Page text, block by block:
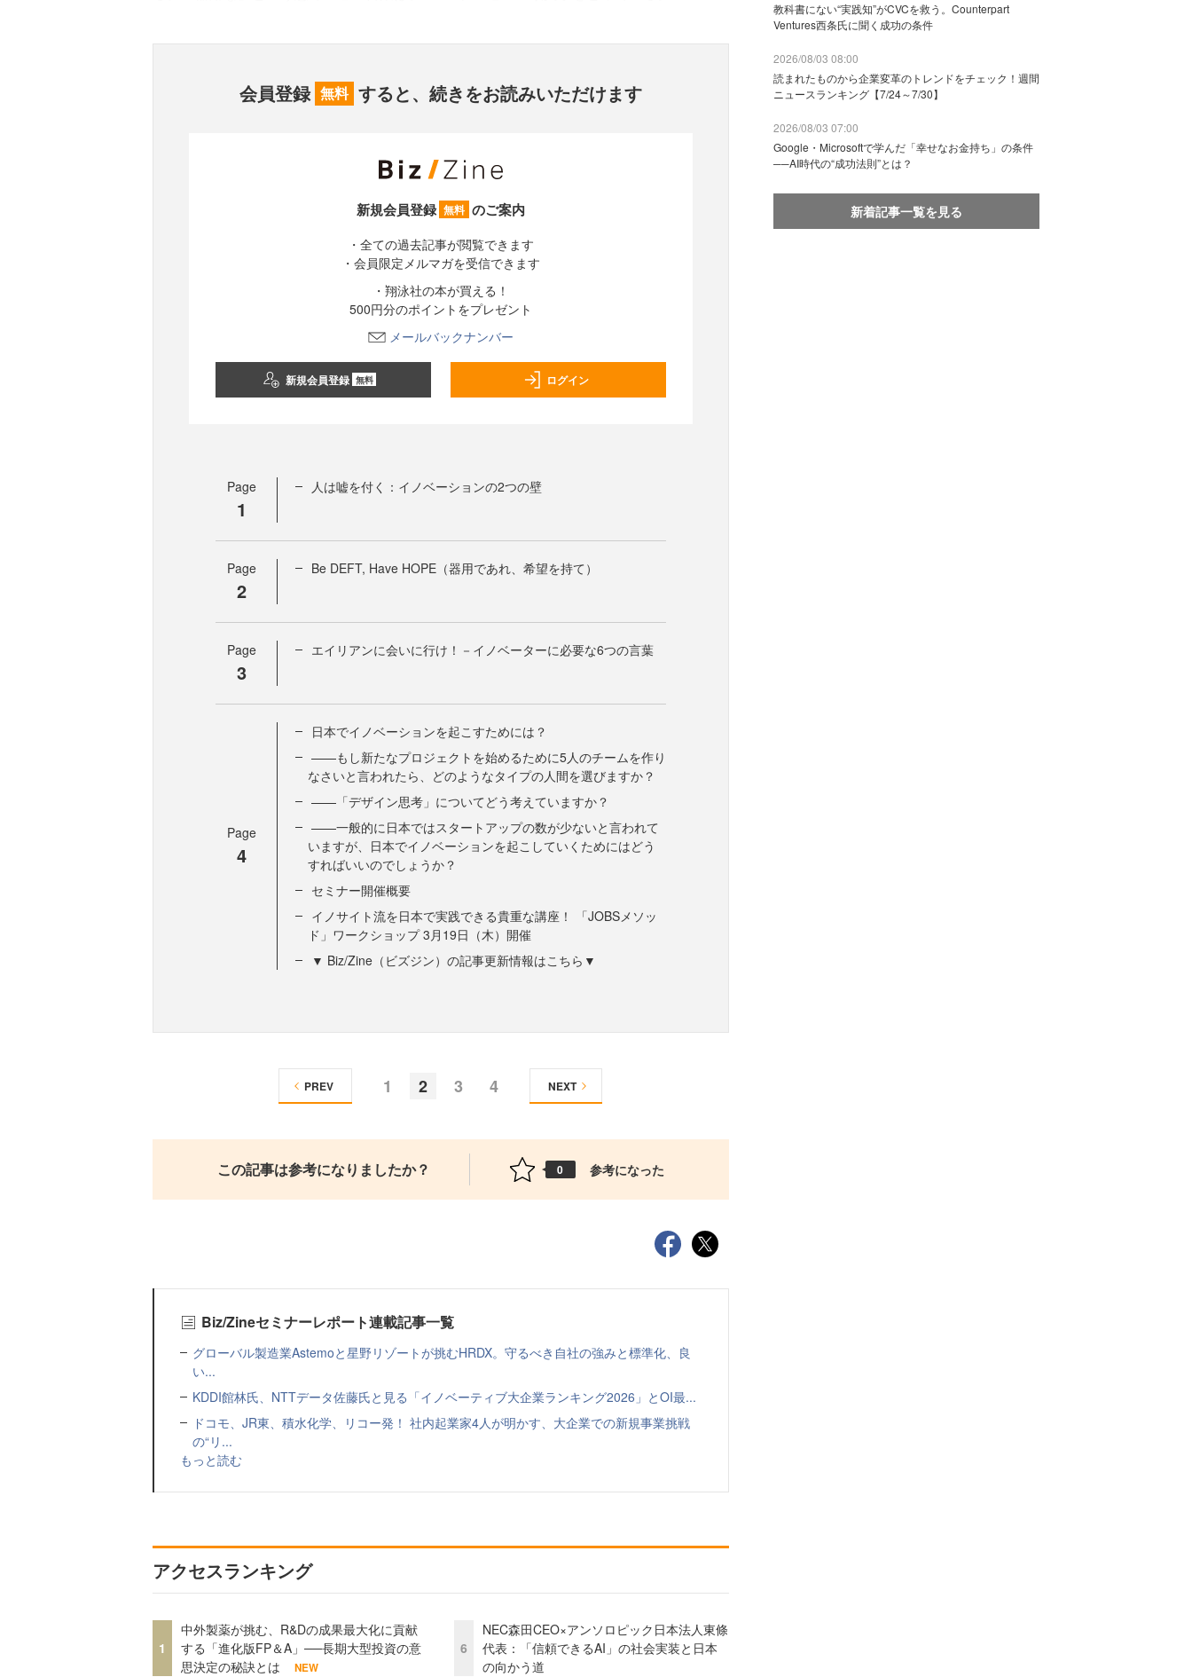
会員登録 無料 すると、続きをお読みいただけます
新規会員登録 無料 のご案内
・全ての過去記事が閲覧できます
・会員限定メルマガを受信できます
・翔泳社の本が買える！
500円分のポイントをプレゼント
メールバックナンバー
新規会員登録 無料 ログイン
Page
1
人は嘘を付く：イノベーションの2つの壁
Page
2
Be DEFT, Have HOPE（器用であれ、希望を持て）
Page
3
エイリアンに会いに行け！－イノベーターに必要な6つの言葉
Page
4
日本でイノベーションを起こすためには？
——もし新たなプロジェクトを始めるために5人のチームを作り
なさいと言われたら、どのようなタイプの人間を選びますか？
——「デザイン思考」についてどう考えていますか？
——一般的に日本ではスタートアップの数が少ないと言われて
いますが、日本でイノベーションを起こしていくためにはどう
すればいいのでしょうか？
セミナー開催概要
イノサイト流を日本で実践できる貴重な講座！ 「JOBSメソッ
ド」ワークショップ 3月19日（木）開催
▼ Biz/Zine（ビズジン）の記事更新情報はこちら▼
1 2 3 4
PREV NEXT
この記事は参考になりましたか？ 0 参考になった
Biz/Zineセミナーレポート連載記事一覧
グローバル製造業Astemoと星野リゾートが挑むHRDX。守るべき自社の強みと標準化、良
い...
KDDI館林氏、NTTデータ佐藤氏と見る「イノベーティブ大企業ランキング2026」とOI最...
ドコモ、JR東、積水化学、リコー発！ 社内起業家4人が明かす、大企業での新規事業挑戦
の“リ...
もっと読む
アクセスランキング
1
中外製薬が挑む、R&Dの成果最大化に貢献
する「進化版FP＆A」──長期大型投資の意
思決定の秘訣とは
NEW
6
NEC森田CEO×アンソロピック日本法人東條
代表：「信頼できるAI」の社会実装と日本
の向かう道
教科書にない“実践知”がCVCを救う。Counterpart
Ventures西条氏に聞く成功の条件
2026/08/03 08:00
読まれたものから企業変革のトレンドをチェック！週間
ニュースランキング【7/24～7/30】
2026/08/03 07:00
Google・Microsoftで学んだ「幸せなお金持ち」の条件
──AI時代の“成功法則”とは？
新着記事一覧を見る